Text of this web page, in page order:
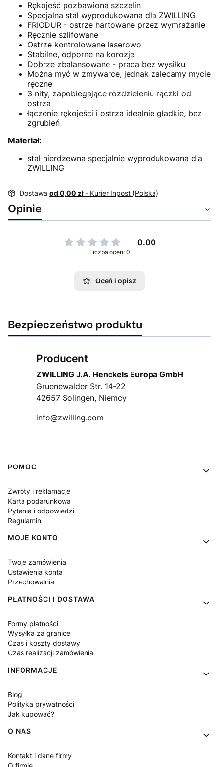
Rękojeść pozbawiona szczelin
Specjalna stal wyprodukowana dla ZWILLING
FRIODUR - ostrze hartowane przez wymrażanie
Ręcznie szlifowane
Ostrze kontrolowane laserowo
Stabilne, odporne na korozje
Dobrze zbalansowane - praca bez wysiłku
Można myć w zmywarce, jednak zalecamy mycie
ręczne
3 nity, zapobiegające rozdzieleniu rączki od
ostrza
łączenie rękojeści i ostrza idealnie gładkie, bez
zgrubień
Materiał:
stal nierdzewna specjalnie wyprodukowana dla
ZWILLING
Dostawa od 0,00 zł - Kurier Inpost (Polska)
Opinie
0.00
Liczba ocen: 0
Oceń i opisz
Bezpieczeństwo produktu
Producent
ZWILLING J.A. Henckels Europa GmbH
Gruenewalder Str. 14-22
42657 Solingen, Niemcy
info@zwilling.com
Linki w stopce
POMOC
Zwroty i reklamacje
Karta podarunkowa
Pytania i odpowiedzi
Regulamin
MOJE KONTO
Twoje zamówienia
Ustawienia konta
Przechowalnia
PŁATNOŚCI I DOSTAWA
Formy płatności
Wysyłka za granice
Czas i koszty dostawy
Czas realizacji zamówienia
INFORMACJE
Blog
Polityka prywatności
Jak kupować?
O NAS
Kontakt i dane firmy
O firmie